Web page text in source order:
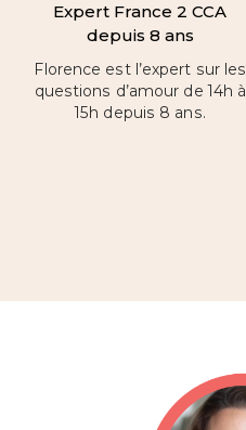
Expert France 2 CCA
depuis 8 ans
Florence est l’expert sur les
questions d’amour de 14h à
15h depuis 8 ans.